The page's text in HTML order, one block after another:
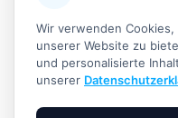
AGB
Impressum
Widerrufsbelehrung
Wir verwenden
unserer Website zu
und personalisierte
unserer